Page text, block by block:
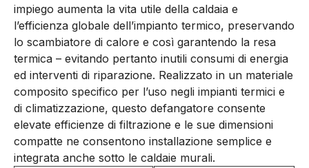
impiego aumenta la vita utile della caldaia e
l’efficienza globale dell’impianto termico, preservando
lo scambiatore di calore e così garantendo la resa
termica – evitando pertanto inutili consumi di energia
ed interventi di riparazione. Realizzato in un materiale
composito specifico per l’uso negli impianti termici e
di climatizzazione, questo defangatore consente
elevate efficienze di filtrazione e le sue dimensioni
compatte ne consentono installazione semplice e
integrata anche sotto le caldaie murali.